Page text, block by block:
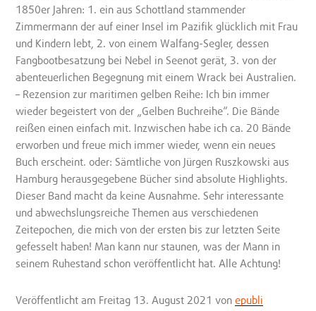
1850er Jahren: 1. ein aus Schottland stammender
Zimmermann der auf einer Insel im Pazifik glücklich mit Frau
und Kindern lebt, 2. von einem Walfang-Segler, dessen
Fangbootbesatzung bei Nebel in Seenot gerät, 3. von der
abenteuerlichen Begegnung mit einem Wrack bei Australien.
– Rezension zur maritimen gelben Reihe: Ich bin immer
wieder begeistert von der „Gelben Buchreihe“. Die Bände
reißen einen einfach mit. Inzwischen habe ich ca. 20 Bände
erworben und freue mich immer wieder, wenn ein neues
Buch erscheint. oder: Sämtliche von Jürgen Ruszkowski aus
Hamburg herausgegebene Bücher sind absolute Highlights.
Dieser Band macht da keine Ausnahme. Sehr interessante
und abwechslungsreiche Themen aus verschiedenen
Zeitepochen, die mich von der ersten bis zur letzten Seite
gefesselt haben! Man kann nur staunen, was der Mann in
seinem Ruhestand schon veröffentlicht hat. Alle Achtung!
Veröffentlicht am Freitag 13. August 2021 vonepubli